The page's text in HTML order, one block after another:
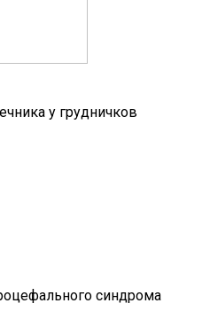
у грудничков
синдрома